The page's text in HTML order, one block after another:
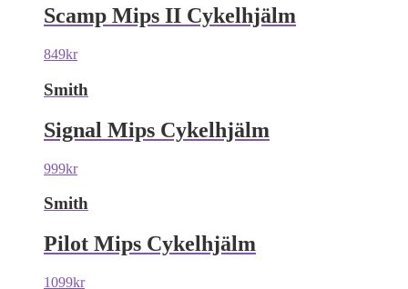
Scamp Mips II Cykelhjälm
849kr
Smith
Signal Mips Cykelhjälm
999kr
Smith
Pilot Mips Cykelhjälm
1099kr